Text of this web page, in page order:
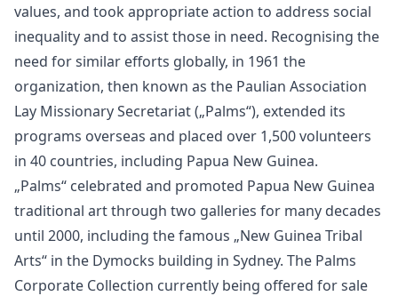
values, and took appropriate action to address social
inequality and to assist those in need. Recognising the
need for similar efforts globally, in 1961 the
organization, then known as the Paulian Association
Lay Missionary Secretariat („Palms“), extended its
programs overseas and placed over 1,500 volunteers
in 40 countries, including Papua New Guinea.
„Palms“ celebrated and promoted Papua New Guinea
traditional art through two galleries for many decades
until 2000, including the famous „New Guinea Tribal
Arts“ in the Dymocks building in Sydney. The Palms
Corporate Collection currently being offered for sale